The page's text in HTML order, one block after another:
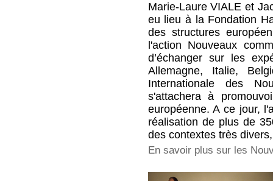
Marie-Laure VIALE et
eu lieu à la Fondation
des structures
l'action Nouveaux
d’échanger sur les
Allemagne, Italie,
Internationale des
s'attachera à
européenne. A ce jour,
réalisation de plus de
des contextes très
En savoir plus sur les